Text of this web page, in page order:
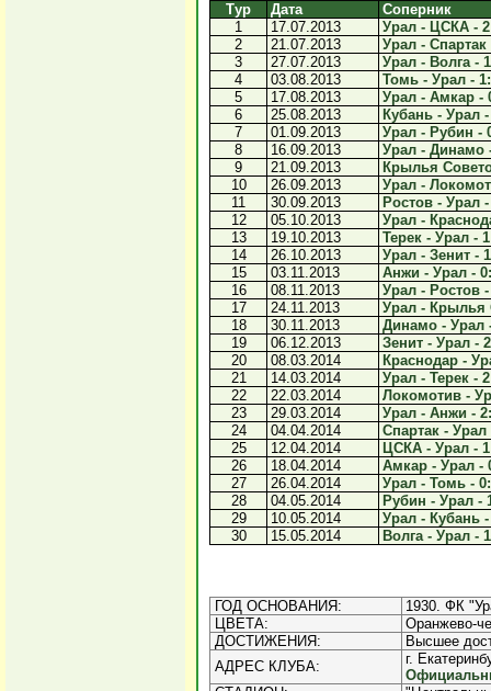
Тур Дата
Соперник
1
17.07.2013
Урал - ЦСКА -
2
21.07.2013
Урал - Спартак
3
27.07.2013
Урал - Волга -
4
03.08.2013
Томь - Урал -
5
17.08.2013
Урал - Амкар -
6
25.08.2013
Кубань - Урал
7
01.09.2013
Урал - Рубин -
8
16.09.2013
Урал - Динамо
9
21.09.2013
Крылья
10
26.09.2013
Урал -
11
30.09.2013
Ростов - Урал
12
05.10.2013
Урал -
13
19.10.2013
Терек - Урал -
14
26.10.2013
Урал - Зенит -
15
03.11.2013
Анжи - Урал -
16
08.11.2013
Урал - Ростов -
17
24.11.2013
Урал - Крылья
18
30.11.2013
Динамо - Урал
19
06.12.2013
Зенит - Урал -
20
08.03.2014
Краснодар -
21
14.03.2014
Урал - Терек -
22
22.03.2014
Локомотив -
23
29.03.2014
Урал - Анжи -
24
04.04.2014
Спартак - Урал
25
12.04.2014
ЦСКА - Урал -
26
18.04.2014
Амкар - Урал -
27
26.04.2014
Урал - Томь -
28
04.05.2014
Рубин - Урал -
29
10.05.2014
Урал - Кубань -
30
15.05.2014 Волга - Урал -
ГОД ОСНОВАНИЯ:
1930. ФК
ЦВЕТА:
Оранжево-
ДОСТИЖЕНИЯ:
Высшее
АДРЕС КЛУБА:
г.